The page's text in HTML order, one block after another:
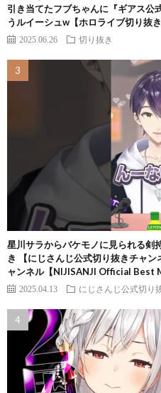
引き当てたフブちゃんに『ギアス公
うルイーシュw【ホロライブ切り抜
2025.06.26 切り抜き
星川サラからバケモノに見られる剣
き 【にじさんじ公式切り抜きチャ
ャンネル【NIJISANJI Official Best
2025.04.13 にじさんじ公式切り